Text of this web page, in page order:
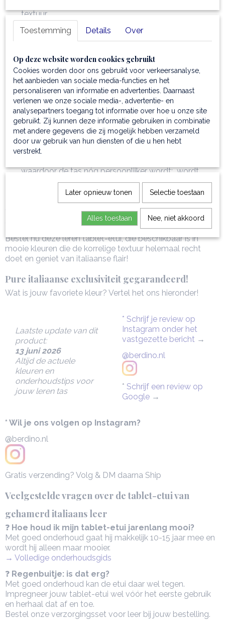
textuur
Handige tablet-etui: met meerdere credit-card vakken
binnenin, een multifunctioneel open vak en een
Afmetingen:28,5 x 2,5 x 22,5 cm
Gewicht:0,08 kg
Semi-rigide structuur: en met 1 compartiment
soepel
zonder vorm te verliezen
Voering:sterke polyester voering
Luxe afwerking: gunmetal hardware & hot-stamping
met het TL logo
Sluiting:ritssluiting
waardoor de tas nóg persoonlijker wordt; wordt
geleverd met een beschermende stofzak voor droog
en veilig opbergen
* Ontdek alle zakentassen van italiaans ambachtelijk
Bestel nu deze leren tablet-etui, die beschikbaar is in
mooie kleuren die de korrelige textuur helemaal recht
doet en geniet van italiaanse flair!
Pure italiaanse exclusiviteit gegarandeerd!
Wat is jouw favoriete kleur? Vertel het ons hieronder!
Laatste update van dit
product:
13 juni 2026
Altijd de actuele
kleuren en
onderhoudstips voor
jouw leren tas
* Schrijf je review op
Instagram onder het
vastgezette bericht →
@berdino.nl
* Schrijf een review op
Google →
* Wil je ons volgen op Instagram?
@berdino.nl
Gratis verzending? Volg & DM daarna Ship
Veelgestelde vragen over de tablet-etui van
gehamerd italiaans leer
❓ Hoe houd ik mijn tablet-etui jarenlang mooi?
Met goed onderhoud gaat hij makkelijk 10-15 jaar mee en
wordt hij alleen maar mooier.
→ Volledige onderhoudsgids
❓ Regenbuitje: is dat erg?
Met goed onderhoud kan de etui daar wel tegen.
Impregneer jouw tablet-etui wel vóór het eerste gebruik
en herhaal dat af en toe.
Bestel onze verzorgingsset voor leer bij jouw bestelling.
Toestemming Details Over
Op deze website worden cookies gebruikt
Cookies worden door ons gebruikt voor verkeersanalyse,
het aanbieden van sociale media-functies en het
personaliseren van informatie en advertenties. Daarnaast
verlenen we onze sociale media-, advertentie- en
analysepartners toegang tot informatie over hoe u onze site
gebruikt. Zij kunnen deze informatie gebruiken in combinatie
met andere gegevens die zij mogelijk hebben verzameld
door uw gebruik van hun diensten of die u hen hebt
verstrekt.
Later opnieuw tonen Selectie toestaan
Alles toestaan Nee, niet akkoord